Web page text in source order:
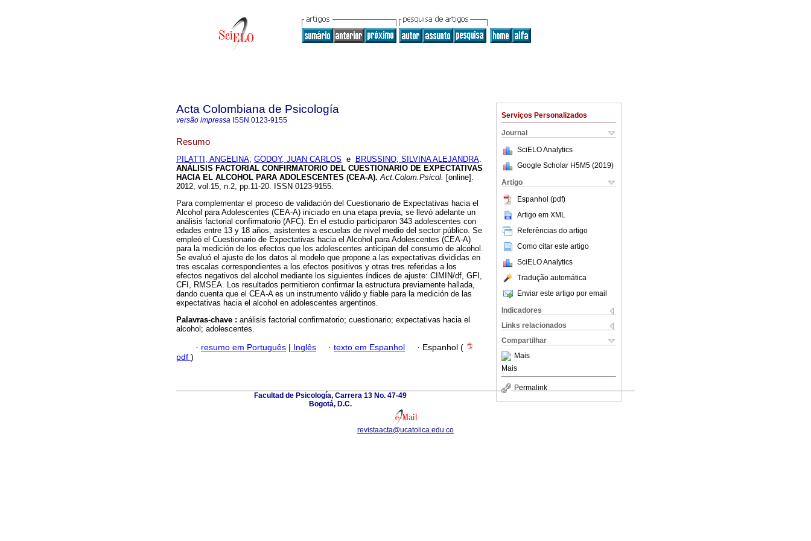
Serviços Personalizados
Journal
SciELO Analytics
Google Scholar H5M5 (2019)
Artigo
Espanhol (pdf)
Artigo em XML
Referências do artigo
Como citar este artigo
SciELO Analytics
Tradução automática
Enviar este artigo por email
Indicadores
Links relacionados
Compartilhar
Mais
Mais
Permalink
Acta Colombiana de Psicología
versão impressa ISSN 0123-9155
Resumo
PILATTI, ANGELINA; GODOY, JUAN CARLOS e BRUSSINO, SILVINA ALEJANDRA.
ANÁLISIS FACTORIAL CONFIRMATORIO DEL CUESTIONARIO DE EXPECTATIVAS
HACIA EL ALCOHOL PARA ADOLESCENTES (CEA-A). Act.Colom.Psicol. [online].
2012, vol.15, n.2, pp.11-20. ISSN 0123-9155.
Para complementar el proceso de validación del Cuestionario de Expectativas hacia el
Alcohol para Adolescentes (CEA-A) iniciado en una etapa previa, se llevó adelante un
análisis factorial confirmatorio (AFC). En el estudio participaron 343 adolescentes con
edades entre 13 y 18 años, asistentes a escuelas de nivel medio del sector público. Se
empleó el Cuestionario de Expectativas hacia el Alcohol para Adolescentes (CEA-A)
para la medición de los efectos que los adolescentes anticipan del consumo de alcohol.
Se evaluó el ajuste de los datos al modelo que propone a las expectativas divididas en
tres escalas correspondientes a los efectos positivos y otras tres referidas a los
efectos negativos del alcohol mediante los siguientes índices de ajuste: CIMIN/df, GFI,
CFI, RMSEA. Los resultados permitieron confirmar la estructura previamente hallada,
dando cuenta que el CEA-A es un instrumento válido y fiable para la medición de las
expectativas hacia el alcohol en adolescentes argentinos.
Palavras-chave : análisis factorial confirmatorio; cuestionario; expectativas hacia el
alcohol; adolescentes.
· resumo em Português | Inglês · texto em Espanhol · Espanhol (
pdf )
Facultad de Psicología, Carrera 13 No. 47-49
Bogotá, D.C.
revistaacta@ucatolica.edu.co